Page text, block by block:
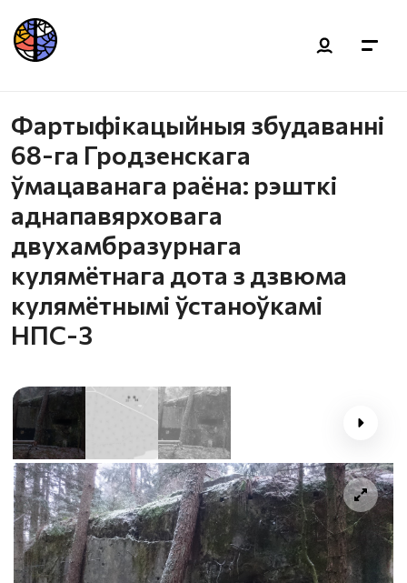
Фартыфікацыйныя збудаванні
68-га Гродзенскага
ўмацаванага раёна: рэшткі
аднапавярховага
двухамбразурнага
кулямётнага дота з дзвюма
кулямётнымі ўстаноўкамі
НПС-3